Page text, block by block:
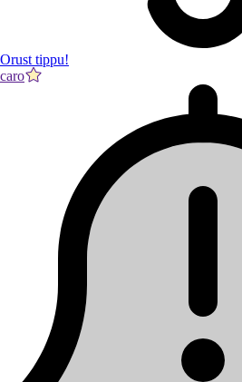
Orust tippu!
caro